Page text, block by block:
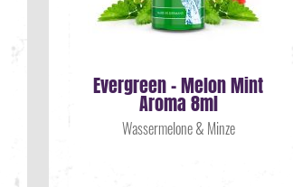
Evergreen - Melon Mint
Aroma 8ml
Wassermelone & Minze